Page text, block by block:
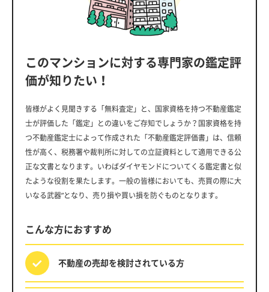
このマンションに対する専門家の鑑定評
価が知りたい！
皆様がよく見聞きする「無料査定」と、国家資格を持つ不動産鑑定
士が評価した「鑑定」との違いをご存知でしょうか？国家資格を持
つ不動産鑑定士によって作成された「不動産鑑定評価書」は、信頼
性が高く、税務署や裁判所に対しての立証資料として適用できる公
正な文書となります。いわばダイヤモンドについてくる鑑定書と似
たような役割を果たします。一般の皆様においても、売買の際に大
いなる武器”となり、売り損や買い損を防ぐものとなります。
こんな方におすすめ
不動産の売却を検討されている方